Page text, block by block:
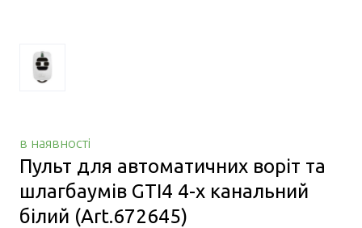
в наявності
Пульт для автоматичних воріт та
шлагбаумів GTI4 4-х канальний
білий (Art.672645)